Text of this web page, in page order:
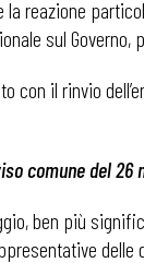
reazione
sul
il rinvio
comune del 26
ben più